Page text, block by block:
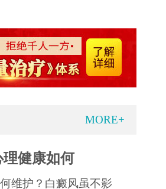
MORE+
健康如何
维护？白癜风虽不影